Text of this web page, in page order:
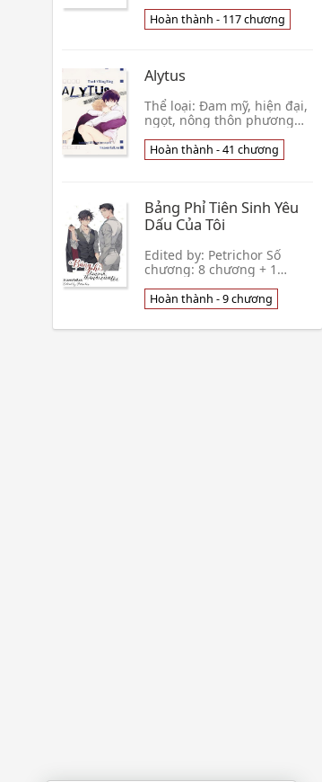
chính là vu thuật. Nhưng
cao thâm hơn, đa dạng
vu thuật. Đồng thời cũng
có thể dùng khoa học giải
thích hợp lý hơn so với vu
Hoàn thành - 117 chương
Alytus
Thể loại: Đam mỹ, hiện đại,
ngọt, nông thôn phương
thụ, có H, HE. Biên
tập: Quét Tình trạng bản
Hoàn thành - 41 chương
Bảng Phỉ Tiên Sinh Yêu
Dấu Của Tôi
Edited by: Petrichor Số
chương: 8 chương + 1
thoát tuyến + phát điên tên
cướp soái ca công X khổ
bức nhà giàu tiểu thi
Hoàn thành - 9 chương